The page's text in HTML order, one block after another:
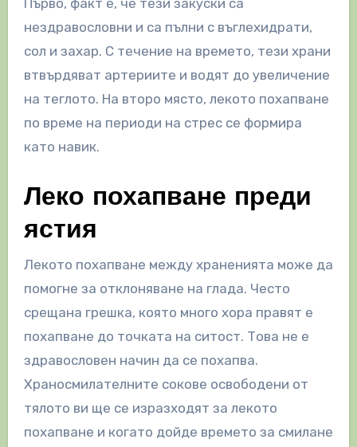
нездравословни и са пълни с въглехидрати,
сол и захар. С течение на времето, тези храни
втвърдяват артериите и водят до увеличение
на теглото. На второ място, лекото похапване
по време на периоди на стрес се формира
като навик.
Леко похапване преди
ястия
Лекото похапване между храненията може да
помогне за отклоняване на глада. Често
срещана грешка, която много хора правят е
похапване до точката на ситост. Това не е
здравословен начин да се похапва.
Храносмилателните сокове освободени от
тялото ви ще се изразходят за лекото
похапване и когато дойде времето за смилане